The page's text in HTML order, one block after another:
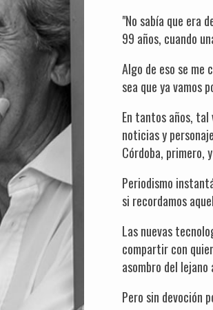
"No sabía que era
99 años, cuando
Algo de eso se me
sea que ya vamos
En tantos años,
noticias y
Córdoba, primero,
Periodismo
si recordamos
Las nuevas
compartir con
asombro del
Pero sin devoción